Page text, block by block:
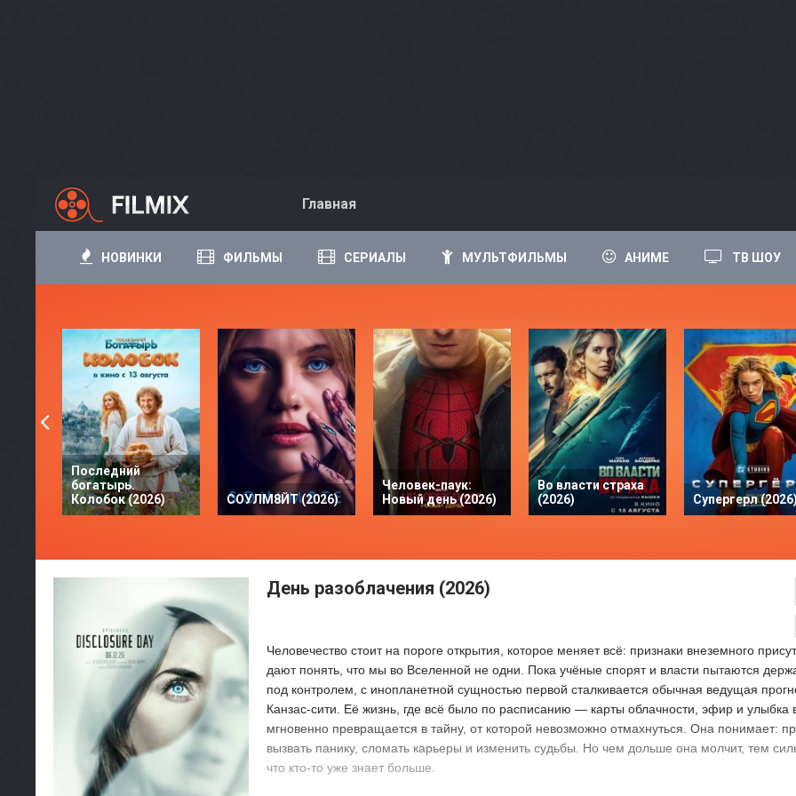
Главная
НОВИНКИ ФИЛЬМЫ СЕРИАЛЫ МУЛЬТФИЛЬМЫ АНИМЕ ТВ ШОУ
Последний
богатырь.
Колобок (2026)
СОУЛМ8ЙТ (2026)
Человек-паук:
Новый день (2026)
Во власти страха
(2026)
Супергерл
День разоблачения (2026)
Человечество стоит на пороге открытия, которое меняет всё: признаки внеземного
дают понять, что мы во Вселенной не одни. Пока учёные спорят и власти пытаются
под контролем, с инопланетной сущностью первой сталкивается обычная ведущая
Канзас-сити. Её жизнь, где всё было по расписанию — карты облачности, эфир и улыбка
мгновенно превращается в тайну, от которой невозможно отмахнуться. Она понимает:
вызвать панику, сломать карьеры и изменить судьбы. Но чем дольше она молчит, тем
что кто-то уже знает больше.